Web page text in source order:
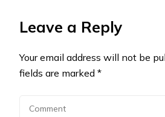
Leave a Reply
Your email address will not be
fields are marked *